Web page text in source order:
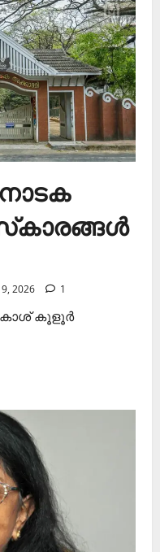
2026 1
കൂളൂര്‍